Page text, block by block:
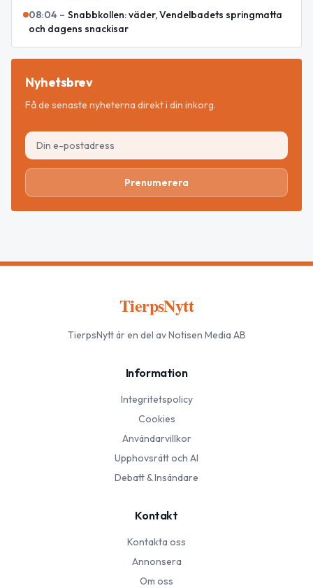
08:04 – Snabbkollen: väder, Vendelbadets springmatta
och dagens snackisar
Nyhetsbrev
Få de senaste nyheterna direkt i din inkorg.
Prenumerera
TierpsNytt
TierpsNyttär en del av Notisen Media AB
Information
Integritetspolicy
Cookies
Användarvillkor
Upphovsrätt och AI
Debatt & Insändare
Kontakt
Kontakta oss
Annonsera
Om oss